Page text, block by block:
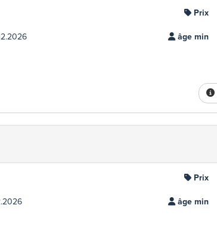
Prix
âge min
Prix
âge min